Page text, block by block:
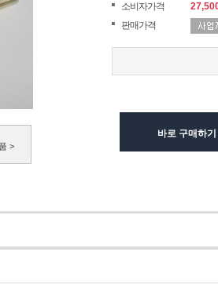
>
소비자가격
판매가격
바로 구매하기